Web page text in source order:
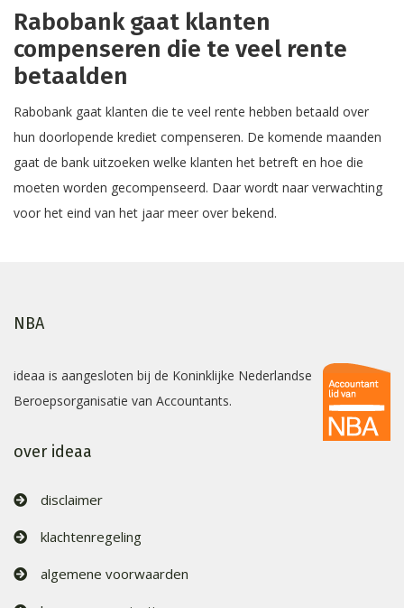
Rabobank gaat klanten
compenseren die te veel rente
betaalden
Rabobank gaat klanten die te veel rente hebben betaald over
hun doorlopende krediet compenseren. De komende maanden
gaat de bank uitzoeken welke klanten het betreft en hoe die
moeten worden gecompenseerd. Daar wordt naar verwachting
voor het eind van het jaar meer over bekend.
NBA
ideaa is aangesloten bij de Koninklijke Nederlandse
Beroepsorganisatie van Accountants.
over ideaa
disclaimer
klachtenregeling
algemene voorwaarden